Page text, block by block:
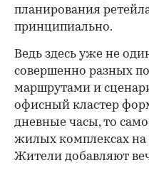
планирования
принципиально.
Ведь здесь уже не
совершенно разных
маршрутами и
офисный кластер
дневные часы, то
жилых комплексах
Жители добавляют